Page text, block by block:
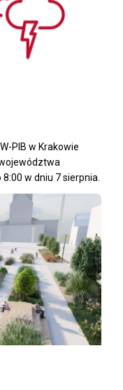
PIB w Krakowie
w dniu 7 sierpnia.